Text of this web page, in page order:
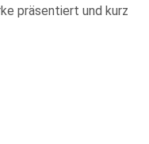
präsentiert und kurz